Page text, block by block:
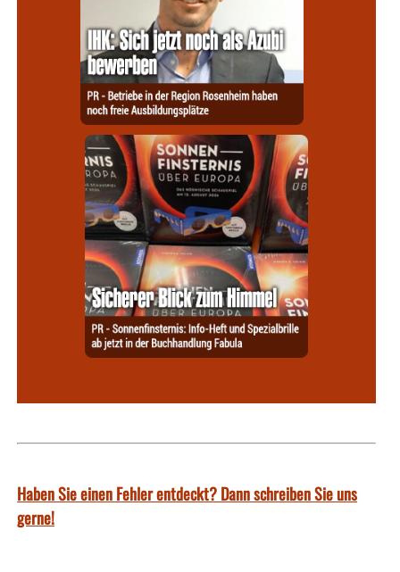
Haben Sie einen Fehler entdeckt? Dann schreiben Sie uns
gerne!